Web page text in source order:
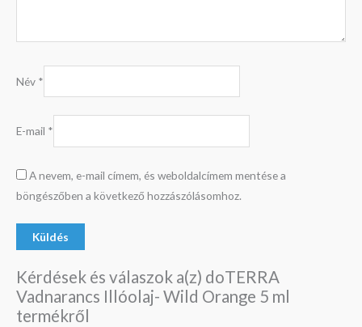
Név *
E-mail *
A nevem, e-mail címem, és weboldalcímem mentése a
böngészőben a következő hozzászólásomhoz.
Kérdések és válaszok a(z) doTERRA
Vadnarancs Illóolaj- Wild Orange 5 ml
termékről